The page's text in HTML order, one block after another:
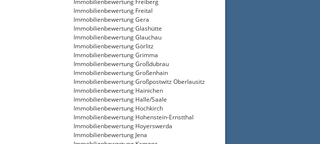
Immobilienbewertung Freiberg
Immobilienbewertung Freital
Immobilienbewertung Gera
Immobilienbewertung Glashütte
Immobilienbewertung Glauchau
Immobilienbewertung Görlitz
Immobilienbewertung Grimma
Immobilienbewertung Großdubrau
Immobilienbewertung Großenhain
Immobilienbewertung Großpostwitz Oberlausitz
Immobilienbewertung Hainichen
Immobilienbewertung Halle/Saale
Immobilienbewertung Hochkirch
Immobilienbewertung Hohenstein-Ernstthal
Immobilienbewertung Hoyerswerda
Immobilienbewertung Jena